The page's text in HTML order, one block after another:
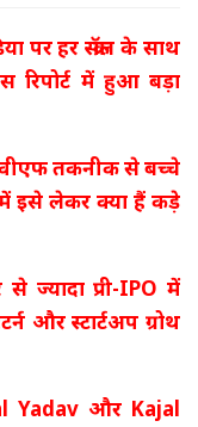
पर हर स्क्रॉल के साथ
रिपोर्ट में हुआ बड़ा
तकनीक से बच्चे
इसे लेकर क्या हैं कड़े
ज्यादा प्री-IPO में
और स्टार्टअप ग्रोथ
Yadav और Kajal